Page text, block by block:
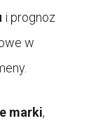
i prognoz
w
marki,